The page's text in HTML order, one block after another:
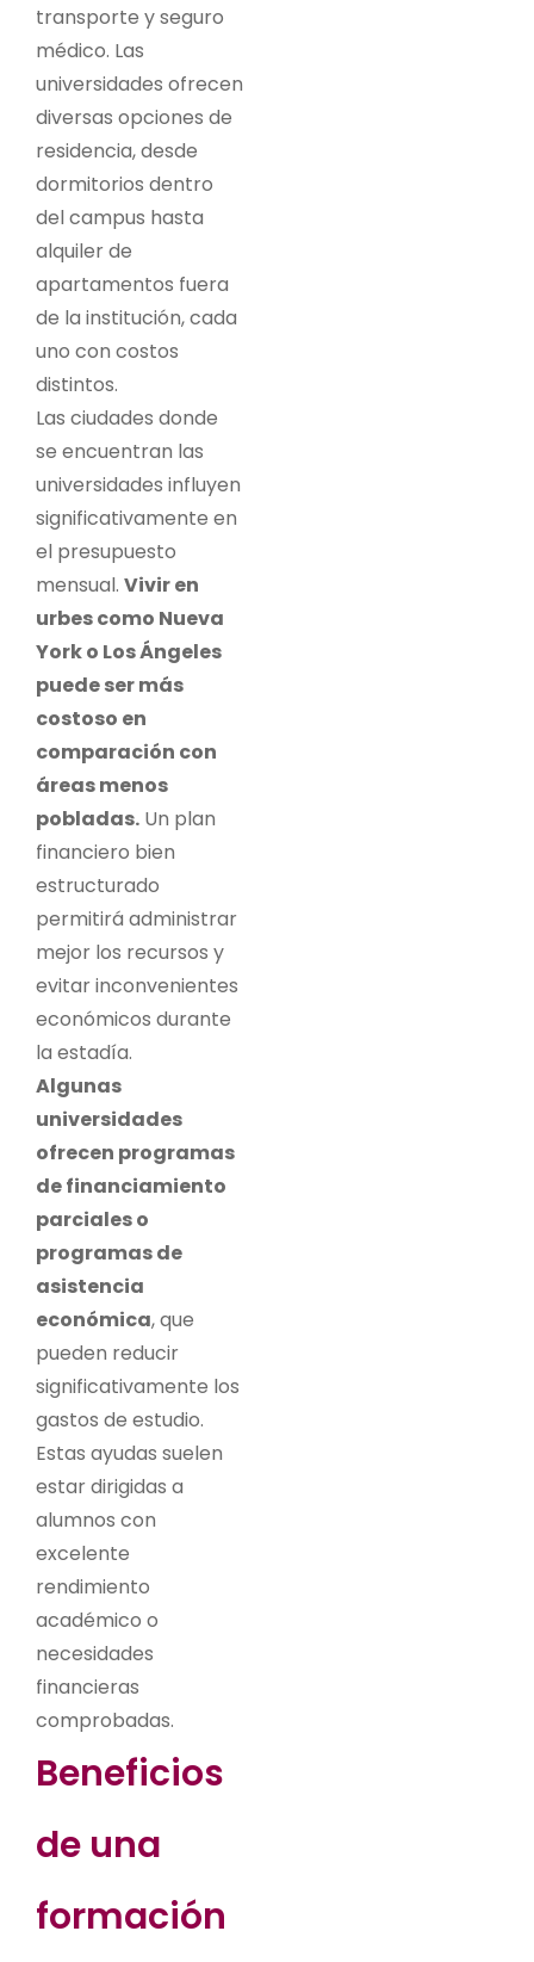
transporte y seguro
médico. Las
universidades ofrecen
diversas opciones de
residencia, desde
dormitorios dentro
del campus hasta
alquiler de
apartamentos fuera
de la institución, cada
uno con costos
distintos.
Las ciudades donde
se encuentran las
universidades influyen
significativamente en
el presupuesto
mensual. Vivir en
urbes como Nueva
York o Los Ángeles
puede ser más
costoso en
comparación con
áreas menos
pobladas. Un plan
financiero bien
estructurado
permitirá administrar
mejor los recursos y
evitar inconvenientes
económicos durante
la estadía.
Algunas
universidades
ofrecen programas
de financiamiento
parciales o
programas de
asistencia
económica, que
pueden reducir
significativamente los
gastos de estudio.
Estas ayudas suelen
estar dirigidas a
alumnos con
excelente
rendimiento
académico o
necesidades
financieras
comprobadas.
Beneficios
de una
formación